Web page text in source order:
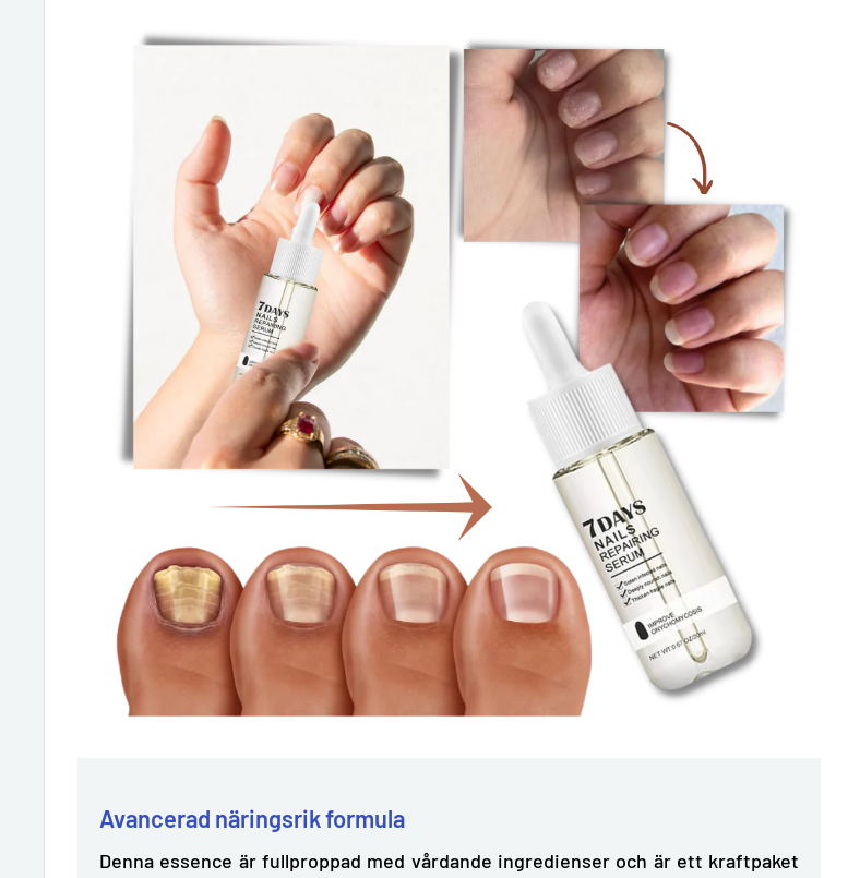
Avancerad näringsrik formula
Denna essence är fullproppad med vårdande ingredienser och är ett kraftpaket